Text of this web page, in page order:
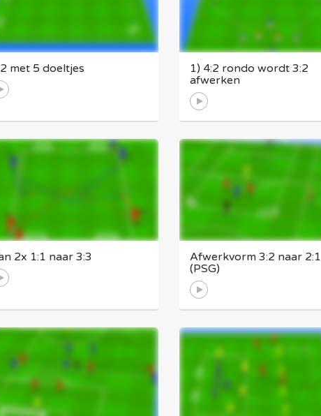
met 5 doeltjes
1) 4:2 rondo wordt 3:2
afwerken
2x 1:1 naar 3:3
Afwerkvorm 3:2 naar 2:1
(PSG)